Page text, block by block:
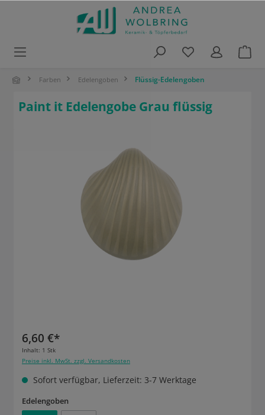
Farben Edelengoben Flüssig-Edelengoben
Paint it Edelengobe Grau flüssig
6,60 €*
Inhalt: 1 Stk
Preise inkl. MwSt. zzgl. Versandkosten
Sofort verfügbar, Lieferzeit: 3-7 Werktage
Edelengobenauswählen